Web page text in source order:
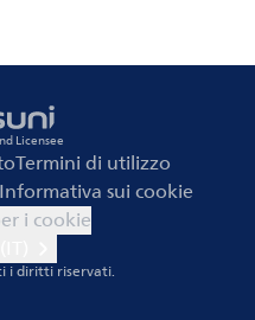
Licensee
Termini di utilizzo
Informativa sui cookie
i cookie
i diritti riservati.